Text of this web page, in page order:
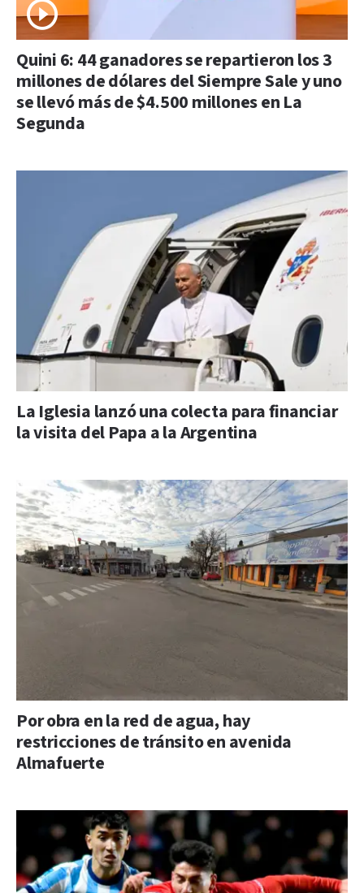
Quini 6: 44 ganadores se repartieron los 3
millones de dólares del Siempre Sale y uno
se llevó más de $4.500 millones en La
Segunda
La Iglesia lanzó una colecta para financiar
la visita del Papa a la Argentina
Por obra en la red de agua, hay
restricciones de tránsito en avenida
Almafuerte